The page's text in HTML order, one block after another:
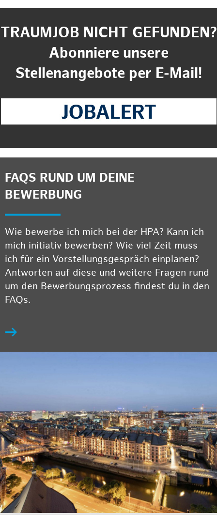
TRAUMJOB NICHT GEFUNDEN?
Abonniere unsere
Stellenangebote per E-Mail!
FAQS RUND UM DEINE
BEWERBUNG
Wie bewerbe ich mich bei der HPA? Kann ich
mich initiativ bewerben? Wie viel Zeit muss
ich für ein Vorstellungsgespräch einplanen?
Antworten auf diese und weitere Fragen rund
um den Bewerbungsprozess findest du in den
FAQs.